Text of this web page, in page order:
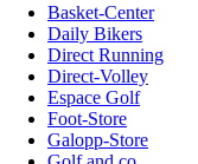
Basket-Center
Daily Bikers
Direct Running
Direct-Volley
Espace Golf
Foot-Store
Galopp-Store